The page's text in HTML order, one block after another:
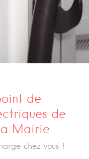
de
de
Mairie
chez vous !